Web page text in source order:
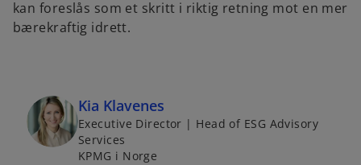
kan foreslås som et skritt i riktig retning mot en mer
bærekraftig idrett.
Kia Klavenes
Executive Director | Head of ESG Advisory
Services
KPMG i Norge
p